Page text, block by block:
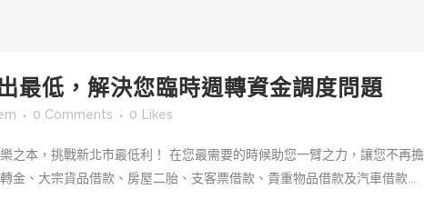
最低，解決您臨時週轉資金調度問題
0 Comments 0 Likes
之本，挑戰新北市最低利！ 在您最需要的時候助您一臂之力，讓您不再
金、大宗貨品借款、房屋二胎、支客票借款、貴重物品借款及汽車借款...